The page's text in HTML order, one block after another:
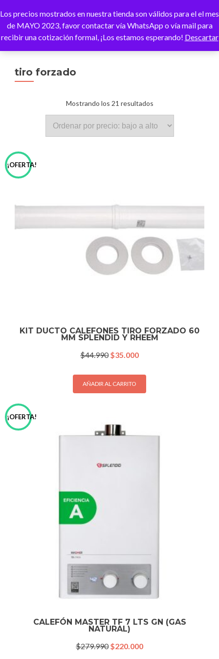
tiro forzado
Mostrando los 21 resultadosOrdenado
por
¡OFERTA!
KIT DUCTO CALEFONES TIRO FORZADO 60
MM SPLENDID Y RHEEM
$44.990 El
original
era:
$44.990.
$35.000El
actual
$35.000.
AÑADIR AL CARRITO
¡OFERTA!
CALEFÓN MASTER TF 7 LTS GN (GAS
NATURAL)
$279.990 El
$220.000El
Los precios mostrados en nuestra tienda son válidos para el el mes
de MAYO 2023, favor contactar vía WhatsApp o vía mail para
recibir una cotización formal, ¡Los estamos esperando! Descartar